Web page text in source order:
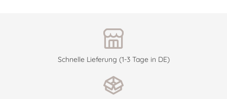
Schnelle Lieferung (1-3 Tage in DE)